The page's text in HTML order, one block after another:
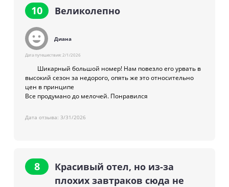
10 Великолепно
Диана
Дата путешествия: 2/1/2026
Шикарный большой номер! Нам повезло его урвать в
высокий сезон за недорого, опять же это относительно
цен в принципе
Все продумано до мелочей. Понравился
Дата отзыва: 3/31/2026
8
Красивый отел, но из-за
плохих завтраков сюда не